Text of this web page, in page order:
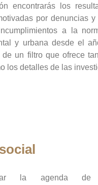
encontrarás los
por denuncias y
a la
y urbana desde el
de un filtro que ofrece
los detalles de las
la agenda de